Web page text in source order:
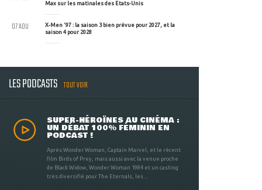
Max sur les matinales des Etats-Unis
X-Men '97 : la saison 3 bien prévue pour 2027, et la
saison 4 pour 2028
07 AOU
LES PODCASTS TOUT VOIR
SUPER-HÉROÏNES AU CINÉMA :
UN DÉBAT 100% FÉMININ EN
PODCAST !
Après Wonder Woman, Captain Marvel, et le récent
film Birds of Prey, mais aussi avec la venue proche
de Black Widow, Wonder Woman 1984 et un casting
très diversifié pour The Eternals, les ...